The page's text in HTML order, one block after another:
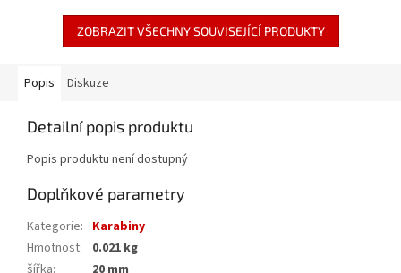
ZOBRAZIT VŠECHNY SOUVISEJÍCÍ PRODUKTY
Popis Diskuze
Detailní popis produktu
Popis produktu není dostupný
Doplňkové parametry
Kategorie: Karabiny
Hmotnost:
0.021 kg